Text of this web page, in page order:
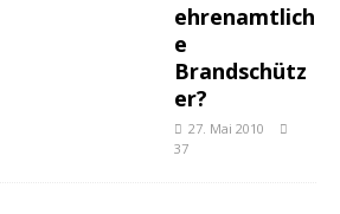
ehrenamtlich
e
Brandschütz
er?
27. Mai 2010
37